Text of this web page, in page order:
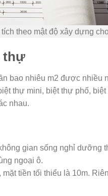
theo mật độ xây dựng
thự
bao nhiêu m2 được
thự mini, biệt thự phố,
nhau.
gian sống nghỉ dưỡng
ngoại ô.
tiền tối thiểu là 10m.